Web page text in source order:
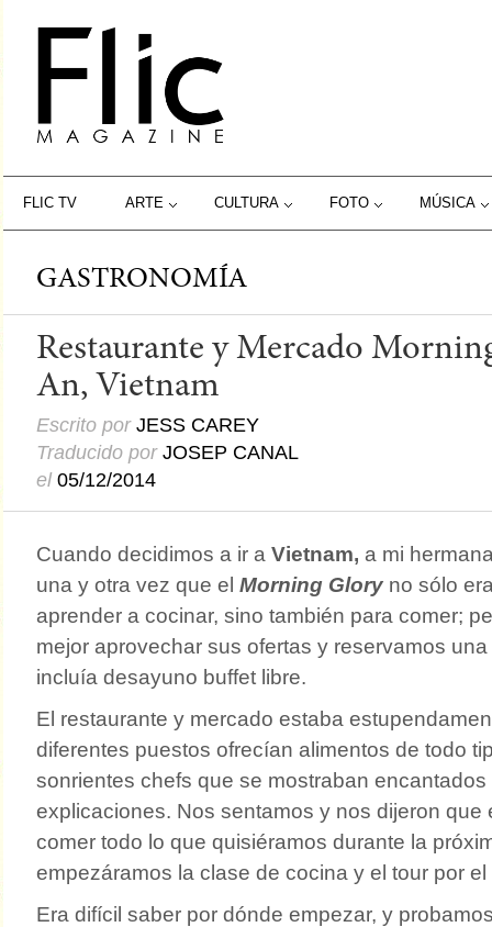
FLIC TV ARTE CULTURA FOTO MÚSICA
GASTRONOMÍA
Restaurante y Mercado
An, Vietnam
Escrito por JESS CAREY
Traducido por JOSEP CANAL
el 05/12/2014
Cuando decidimos a ir a Vietnam, a mi
una y otra vez que el Morning Gloryno sólo
aprender a cocinar, sino también para comer;
mejor aprovechar sus ofertas y reservamos una
incluía desayuno buffet libre.
El restaurante y mercado estaba
diferentes puestos ofrecían alimentos de todo
sonrientes chefs que se mostraban
explicaciones. Nos sentamos y nos dijeron que
comer todo lo que quisiéramos durante la
empezáramos la clase de cocina y el tour por el
Era difícil saber por dónde empezar, y